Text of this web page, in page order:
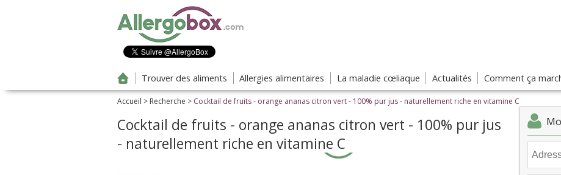
Trouver des aliments Allergies alimentaires La maladie cœliaque Actualités Comment ça
Accueil > Recherche > Cocktail de fruits - orange ananas citron vert - 100% pur jus - naturellement riche en vitamine C
Cocktail de fruits - orange ananas citron vert - 100% pur jus
- naturellement riche en vitamine C